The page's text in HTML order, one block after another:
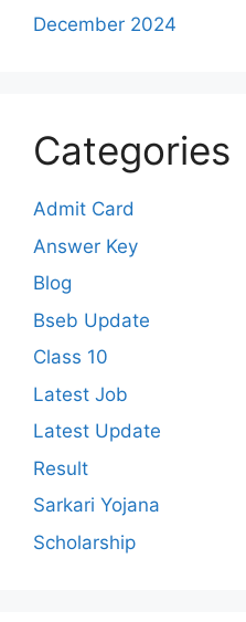
December 2024
Categories
Admit Card
Answer Key
Blog
Bseb Update
Class 10
Latest Job
Latest Update
Result
Sarkari Yojana
Scholarship